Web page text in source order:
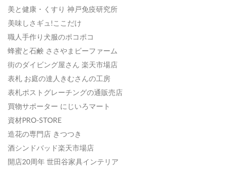
美と健康・くすり 神戸免疫研究所
美味しさギュ!ここだけ
職人手作り犬服のポコポコ
蜂蜜と石鹸 ささやまビーファーム
街のダイビング屋さん 楽天市場店
表札 お庭の達人きむさんの工房
表札ポストグレーチングの通販売店
買物サポーター にじいろマート
資材PRO-STORE
造花の専門店 きつつき
酒シンドバッド楽天市場店
開店20周年 世田谷家具インテリア